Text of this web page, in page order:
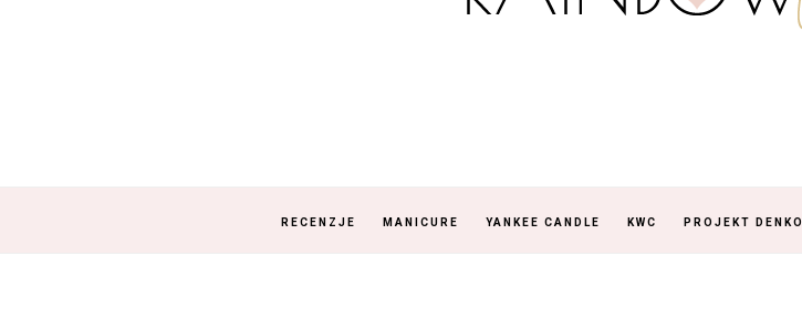
RECENZJE MANICURE YANKEE CANDLE KWC PROJEKT DENKO